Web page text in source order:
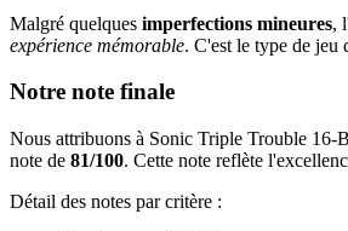
Malgré quelques imperfections mineures,
expérience mémorable. C'est le type de jeu
Notre note finale
Nous attribuons à Sonic Triple Trouble 16-
note de 81/100. Cette note reflète
Détail des notes par critère :